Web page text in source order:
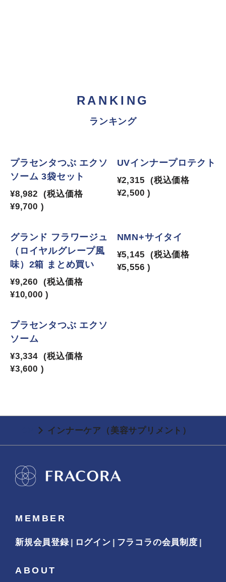
RANKING
ランキング
プラセンタつぶ エクソ
ソーム 3袋セット
¥8,982
(税込価格
¥9,700 )
UVインナープロテクト
¥2,315
(税込価格
¥2,500 )
グランド フラワージュ
（ロイヤルグレープ風
味）2箱 まとめ買い
¥9,260
(税込価格
¥10,000 )
NMN+サイタイ
¥5,145
(税込価格
¥5,556 )
プラセンタつぶ エクソ
ソーム
¥3,334 (税込価格
¥3,600 )
インナーケア（美容サプリメント）
MEMBER
新規会員登録 ログイン フラコラの会員制度
ABOUT